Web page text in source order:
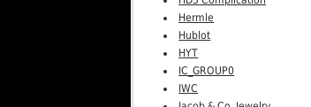
Hermle
Hublot
HYT
IC_GROUP0
IWC